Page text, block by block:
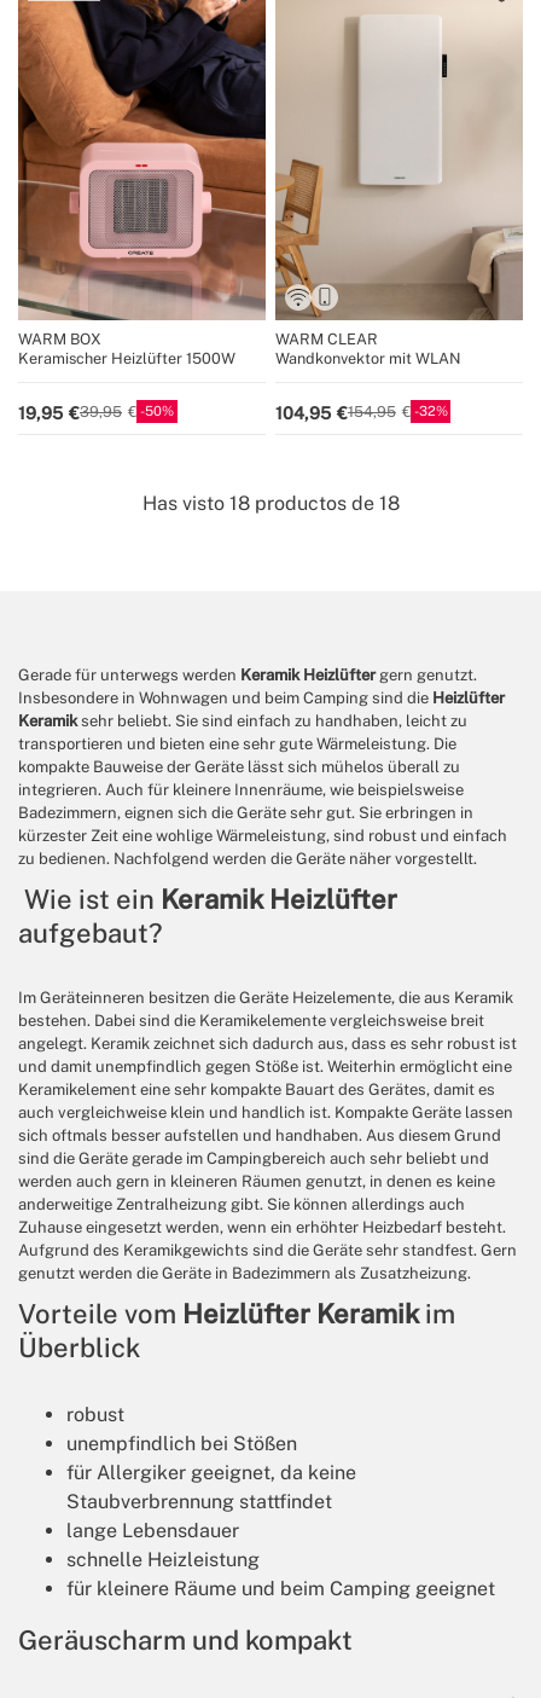
WARM BOX
Keramischer Heizlüfter 1500W
19,95 39,95 50
WARM CLEAR
Wandkonvektor mit WLAN
104,95 154,95 32
Has visto 18productos de 18
Gerade für unterwegs werden Keramik Heizlüftergern genutzt.
Insbesondere in Wohnwagen und beim Camping sind die Heizlüfter
Keramiksehr beliebt. Sie sind einfach zu handhaben, leicht zu
transportieren und bieten eine sehr gute Wärmeleistung. Die
kompakte Bauweise der Geräte lässt sich mühelos überall zu
integrieren. Auch für kleinere Innenräume, wie beispielsweise
Badezimmern, eignen sich die Geräte sehr gut. Sie erbringen in
kürzester Zeit eine wohlige Wärmeleistung, sind robust und einfach
zu bedienen. Nachfolgend werden die Geräte näher vorgestellt.
Wie ist ein Keramik Heizlüfter
aufgebaut?
Im Geräteinneren besitzen die Geräte Heizelemente, die aus Keramik
bestehen. Dabei sind die Keramikelemente vergleichsweise breit
angelegt. Keramik zeichnet sich dadurch aus, dass es sehr robust ist
und damit unempfindlich gegen Stöße ist. Weiterhin ermöglicht eine
Keramikelement eine sehr kompakte Bauart des Gerätes, damit es
auch vergleichweise klein und handlich ist. Kompakte Geräte lassen
sich oftmals besser aufstellen und handhaben. Aus diesem Grund
sind die Geräte gerade im Campingbereich auch sehr beliebt und
werden auch gern in kleineren Räumen genutzt, in denen es keine
anderweitige Zentralheizung gibt. Sie können allerdings auch
Zuhause eingesetzt werden, wenn ein erhöhter Heizbedarf besteht.
Aufgrund des Keramikgewichts sind die Geräte sehr standfest. Gern
genutzt werden die Geräte in Badezimmern als Zusatzheizung.
Vorteile vom Heizlüfter Keramikim
Überblick
robust
unempfindlich bei Stößen
für Allergiker geeignet, da keine
Staubverbrennung stattfindet
lange Lebensdauer
schnelle Heizleistung
für kleinere Räume und beim Camping geeignet
Geräuscharm und kompakt